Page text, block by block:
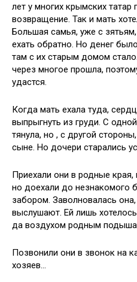
лет у многих крымских
возвращение. Так и мать
Большая самья, уже с
ехать обратно. Но денег
там с их старым домом
через многое прошла,
удастся.
Когда мать ехала туда,
выпрыгнуть из груди. С
тянула, но , с другой
сыне. Но дочери старались
Приехали они в родные
но доехали до незнакомого
забором. Заволновалась
выслушают. Ей лишь
да воздухом родным
Позвонили они в звонок на
хозяев…